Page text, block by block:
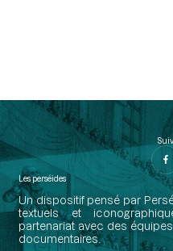
Les perséides
Un dispositif pensé par
textuels et
partenariat avec des
documentaires.